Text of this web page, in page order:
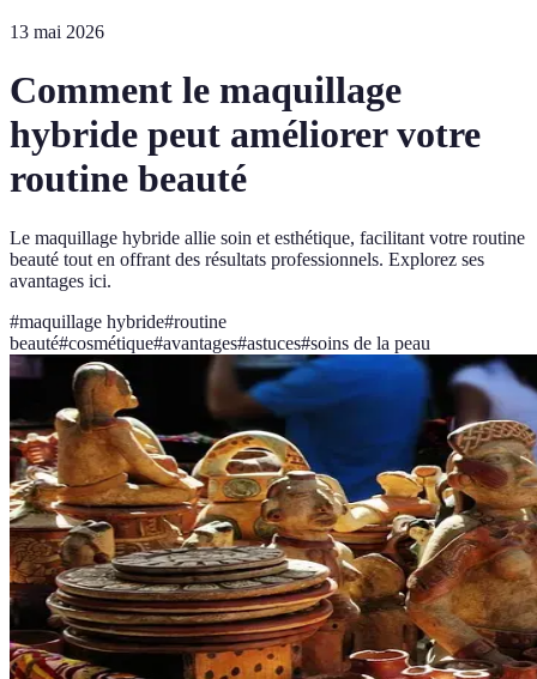
13 mai 2026
Comment le maquillage
hybride peut améliorer votre
routine beauté
Le maquillage hybride allie soin et esthétique, facilitant votre routine
beauté tout en offrant des résultats professionnels. Explorez ses
avantages ici.
#maquillage hybride#routine
beauté#cosmétique#avantages#astuces#soins de la peau